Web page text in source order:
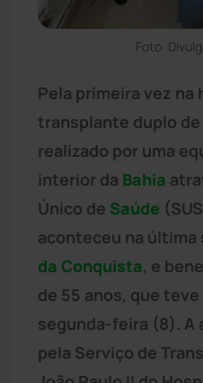
Foto:
Pela primeira vez na
transplante duplo
realizado por uma
interior da Bahia
Único de Saúde
aconteceu na última
da Conquista, e
de 55 anos, que
segunda-feira (8). A
pela Serviço de